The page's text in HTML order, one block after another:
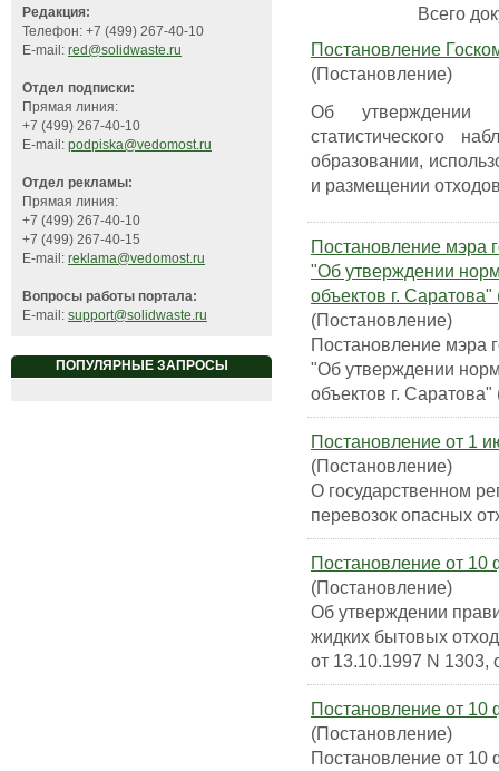
Редакция:
Телефон: +7 (499) 267-40-10
E-mail: red@solidwaste.ru
Отдел подписки:
Прямая линия:
+7 (499) 267-40-10
E-mail: podpiska@vedomost.ru
Отдел рекламы:
Прямая линия:
+7 (499) 267-40-10
+7 (499) 267-40-15
E-mail: reklama@vedomost.ru
Вопросы работы портала:
E-mail: support@solidwaste.ru
ПОПУЛЯРНЫЕ ЗАПРОСЫ
Всего
Постановление
(Постановление)
Об утверждении
статистического
образовании,
и размещении
Постановление мэра
"Об утверждении
объектов г.
(Постановление)
Постановление мэра
"Об утверждении
объектов г.
Постановление от 1
(Постановление)
О государственном
перевозок опасных
Постановление от 10
(Постановление)
Об утверждении
жидких бытовых
от 13.10.1997 N 1303,
Постановление от 10
(Постановление)
Постановление от 10